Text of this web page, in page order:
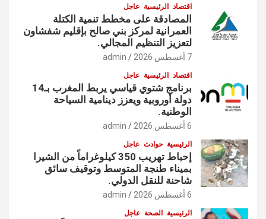
اقتصاد الرئيسية عاجل
المصادقة على مخطط تنمية الكتلة
العمرانية لمركز بني صالح بإقليم شفشاون
لتعزيز التنظيم المجالي.
7 أغسطس 2026 admin
اقتصاد الرئيسية عاجل
برنامج شتوي قياسي يربط المغرب بـ14
دولة أوروبية ويعزز دينامية السياحة
الوطنية.
6 أغسطس 2026 admin
الرئيسية حوادث عاجل
إحباط تهريب 350 كيلوغراماً من الشيرا
بميناء طنجة المتوسط وتوقيف سائق
شاحنة للنقل الدولي.
6 أغسطس 2026 admin
الرئيسية الصحة عاجل